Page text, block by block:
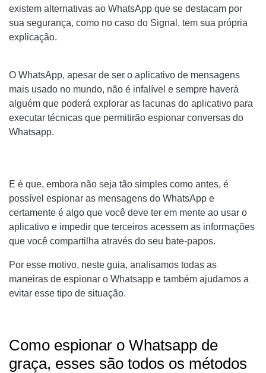
existem alternativas ao WhatsApp que se destacam por
sua segurança, como no caso do Signal, tem sua própria
explicação.
O WhatsApp, apesar de ser o aplicativo de mensagens
mais usado no mundo, não é infalível e sempre haverá
alguém que poderá explorar as lacunas do aplicativo para
executar técnicas que permitirão espionar conversas do
Whatsapp.
E é que, embora não seja tão simples como antes, é
possível espionar as mensagens do WhatsApp e
certamente é algo que você deve ter em mente ao usar o
aplicativo e impedir que terceiros acessem as informações
que você compartilha através do seu bate-papos.
Por esse motivo, neste guia, analisamos todas as
maneiras de espionar o Whatsapp e também ajudamos a
evitar esse tipo de situação.
Como espionar o Whatsapp de
graça, esses são todos os métodos